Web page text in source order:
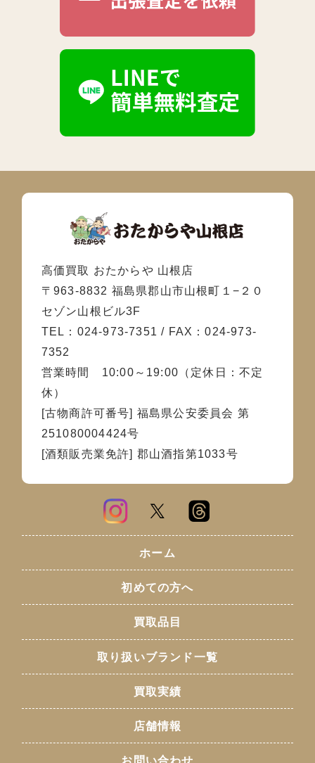
高価買取 おたからや 山根店
〒963-8832 福島県郡山市山根町１−２０
セゾン山根ビル3F
TEL：024-973-7351 / FAX：024-973-
7352
営業時間 10:00～19:00（定休日：不定
休）
[古物商許可番号] 福島県公安委員会 第
251080004424号
[酒類販売業免許] 郡山酒指第1033号
ホーム
初めての方へ
買取品目
取り扱いブランド一覧
買取実績
店舗情報